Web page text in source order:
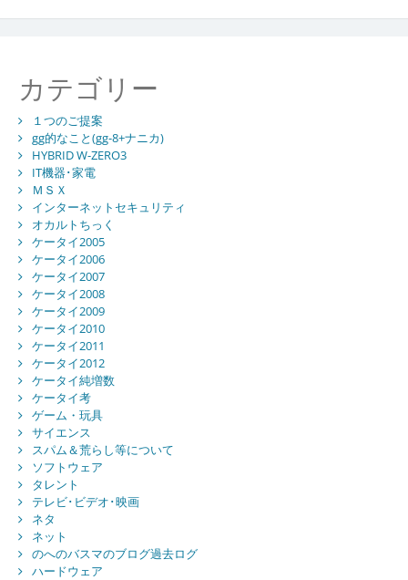
カテゴリー
１つのご提案
gg的なこと(gg-8+ナニカ)
HYBRID W-ZERO3
IT機器･家電
ＭＳＸ
インターネットセキュリティ
オカルトちっく
ケータイ2005
ケータイ2006
ケータイ2007
ケータイ2008
ケータイ2009
ケータイ2010
ケータイ2011
ケータイ2012
ケータイ純増数
ケータイ考
ゲーム・玩具
サイエンス
スパム＆荒らし等について
ソフトウェア
タレント
テレビ･ビデオ･映画
ネタ
ネット
のへのバスマのブログ過去ログ
ハードウェア